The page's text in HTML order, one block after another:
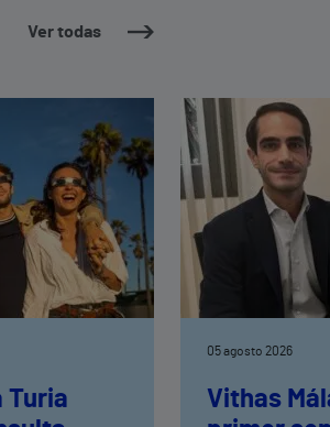
Ver todas
Turia
05 agosto 2026
Vithas